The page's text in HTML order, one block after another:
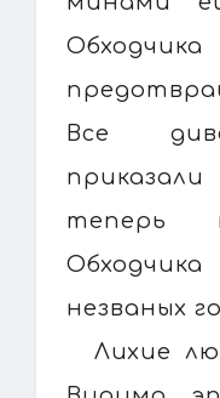
Все
теперь
незваных
Лихие